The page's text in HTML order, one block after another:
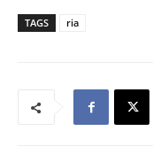
TAGS ria